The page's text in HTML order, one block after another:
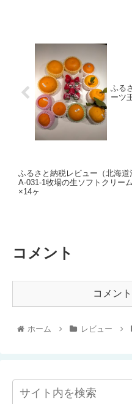
ふる
ーツ
ふるさと納税レビュー（北海道
A-031-1牧場の生ソフトクリー
×14ヶ
コメント
コメン
ホーム レビュー